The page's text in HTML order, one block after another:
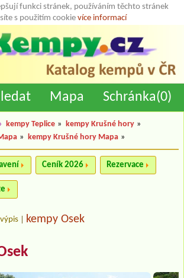
funkci stránek, používáním těchto stránek
s použitím cookie více informací
Mapa Schránka(0)
kempy Teplice » kempy Krušné hory »
» kempy Krušné hory Mapa »
Ceník 2026 Rezervace
kempy Osek